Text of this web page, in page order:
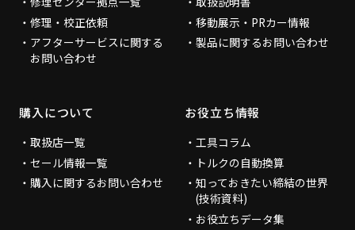
修理・校正依頼
アフターサービスに関する
お問い合わせ
移動展示・PRカー情報
製品に関するお問い合わせ
購入について
取扱店一覧
セール情報一覧
購入に関するお問い合わせ
お役立ち情報
工具コラム
トルクの自動換算
知っておきたい締結の世界
(技術資料)
お役立ちデータ集